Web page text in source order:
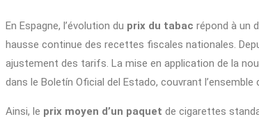
En Espagne, l’évolution du prix du tabac répond à un
hausse continue des recettes fiscales nationales.
ajustement des tarifs. La mise en application de la
dans le Boletín Oficial del Estado, couvrant
Ainsi, le prix moyen d’un paquet de cigarettes